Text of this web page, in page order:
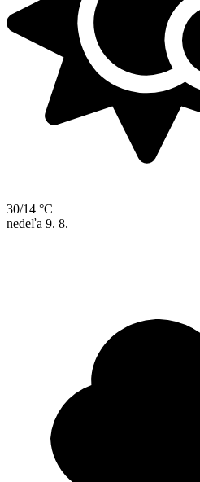
30/14 °C
nedeľa 9. 8.